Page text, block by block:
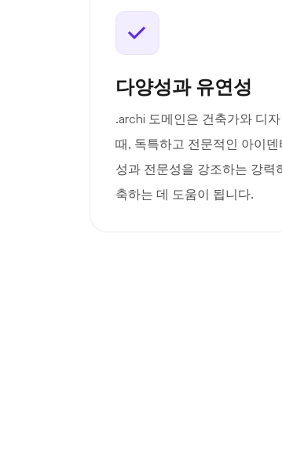
다양성과 유연성
.archi 도메인은 건축가와 디
때, 독특하고 전문적인 아이
성과 전문성을 강조하는 강력
축하는 데 도움이 됩니다.